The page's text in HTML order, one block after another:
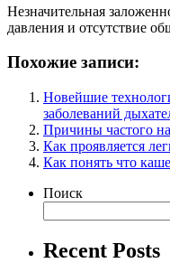
Незначительная
давления и отсутствие
Похожие записи:
Новейшие
заболеваний
Причины частого
Как проявляется
Как понять что
Поиск
Recent Posts